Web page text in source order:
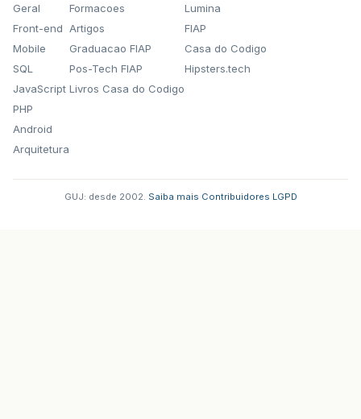
Geral
Front-end
Mobile
SQL
JavaScript
PHP
Android
Arquitetura
Formacoes
Artigos
Graduacao FIAP
Pos-Tech FIAP
Livros Casa do Codigo
Lumina
FIAP
Casa do Codigo
Hipsters.tech
GUJ: desde 2002. Saiba mais Contribuidores LGPD